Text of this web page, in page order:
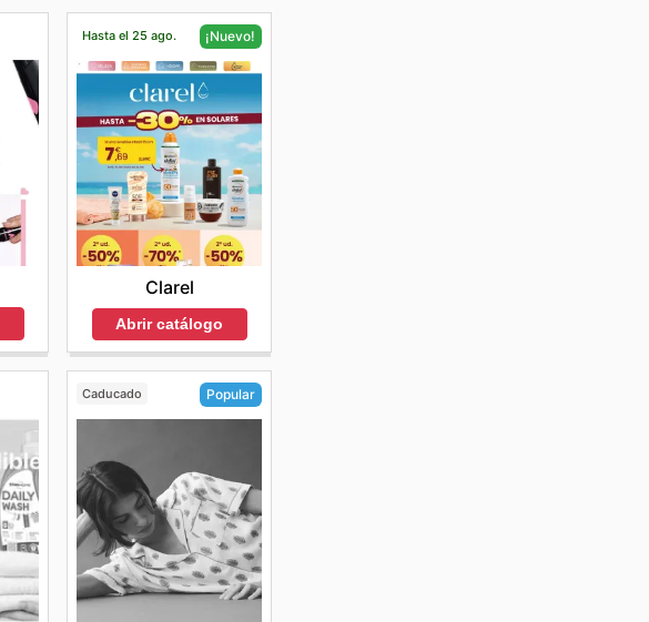
Hasta el 25 ago. ¡Nuevo!
Clarel
Abrir catálogo
Caducado Popular